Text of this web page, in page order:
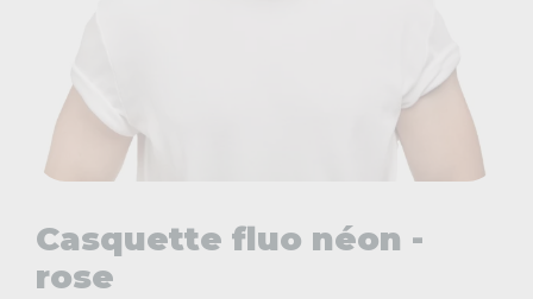
Casquette fluo néon -
rose